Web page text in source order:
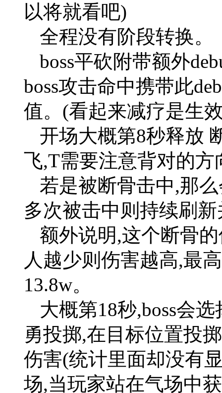
以将就看吧)
全程没有阶段转换。
boss平砍附带额外
boss攻击命中携带此
值。(看起来减疗是生
开场大概第8秒释放
飞,T需要注意背对的方
若是被断骨击中,那
多次被击中则持续刷
额外说明,这个断骨
人越少则伤害越高,最
13.8w。
大概第18秒,boss会
勇投掷,在目标位置投
伤害(统计里面却没有
场,当玩家站在气场中